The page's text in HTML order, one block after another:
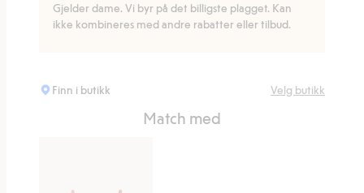
Gjelder dame. Vi byr på det billigste plagget. Kan
ikke kombineres med andre rabatter eller tilbud.
Finn i butikk Velg butikk
Match med